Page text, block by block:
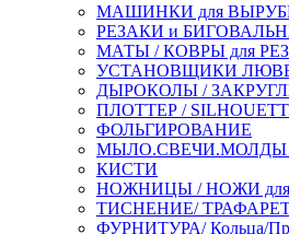
МАШИНКИ для
РЕЗАКИ и
МАТЫ / КОВРЫ для
УСТАНОВЩИКИ
ДЫРОКОЛЫ /
ПЛОТТЕР /
ФОЛЬГИРОВАНИЕ
МЫЛО.СВЕЧИ.МОЛДЫ /
КИСТИ
НОЖНИЦЫ / НОЖИ для
ТИСНЕНИЕ/
ФУРНИТУРА/ Кольца/